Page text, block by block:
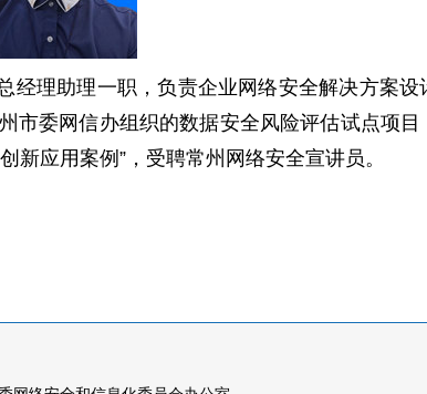
理助理一职，负责企业网络安全解决方案
市委网信办组织的数据安全风险评估试点项
应用案例”，受聘常州网络安全宣讲员。